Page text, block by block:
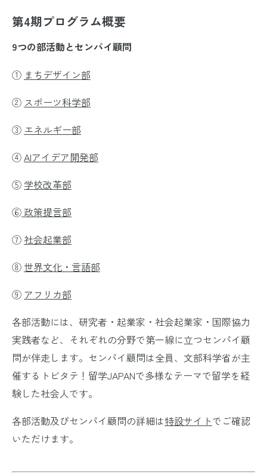
第4期プログラム概要
9つの部活動とセンパイ顧問
① まちデザイン部
② スポーツ科学部
③ エネルギー部
④AIアイデア開発部
⑤ 学校改革部
⑥政策提言部
⑦社会起業部
⑧世界文化・言語部
⑨ アフリカ部
各部活動には、研究者・起業家・社会起業家・国際協力
実践者など、それぞれの分野で第一線に立つセンパイ顧
問が伴走します。センパイ顧問は全員、文部科学省が主
催するトビタテ！留学JAPANで多様なテーマで留学を経
験した社会人です。
各部活動及びセンパイ顧問の詳細は特設サイトでご確認
いただけます。